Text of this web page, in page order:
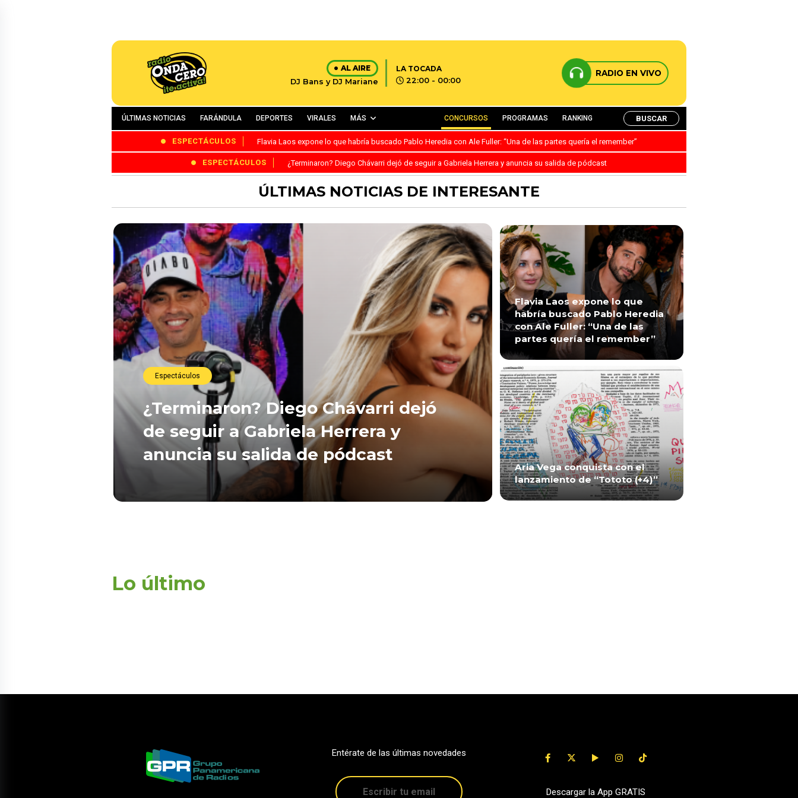
AL AIRE
DJ Bans y DJ Mariane
LA TOCADA
22:00 - 00:00
RADIO EN VIVO
ÚLTIMAS NOTICIAS FARÁNDULA DEPORTES VIRALES MÁS CONCURSOS PROGRAMAS RANKING BUSCAR
ESPECTÁCULOS Flavia Laos expone lo que habría buscado Pablo Heredia con Ale Fuller: “Una de las partes quería el remember”
ESPECTÁCULOS ¿Terminaron? Diego Chávarri dejó de seguir a Gabriela Herrera y anuncia su salida de pódcast
ÚLTIMAS NOTICIAS DE INTERESANTE
Espectáculos
¿Terminaron? Diego Chávarri dejó
de seguir a Gabriela Herrera y
anuncia su salida de pódcast
Flavia Laos expone lo que
habría buscado Pablo Heredia
con Ale Fuller: “Una de las
partes quería el remember”
Aria Vega conquista con el
lanzamiento de “Tototo (+4)”
Lo último
Entérate de las últimas novedades
Descargar la App GRATIS